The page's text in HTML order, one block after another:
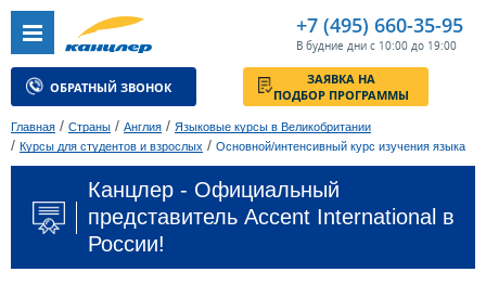
+7 (495) 660-35-95
В будние дни с 10:00 до 19:00
ОБРАТНЫЙ ЗВОНОК
ЗАЯВКА НА
ПОДБОР ПРОГРАММЫ
Главная / Страны / Англия / Языковые курсы в Великобритании
/ Курсы для студентов и взрослых / Основной/интенсивный курс изучения языка
Канцлер - Официальный
представитель Accent International в
России!